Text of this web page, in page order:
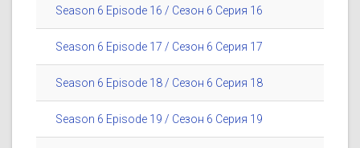
Season 6 Episode 16 / Сезон 6 Серия 16
Season 6 Episode 17 / Сезон 6 Серия 17
Season 6 Episode 18 / Сезон 6 Серия 18
Season 6 Episode 19 / Сезон 6 Серия 19